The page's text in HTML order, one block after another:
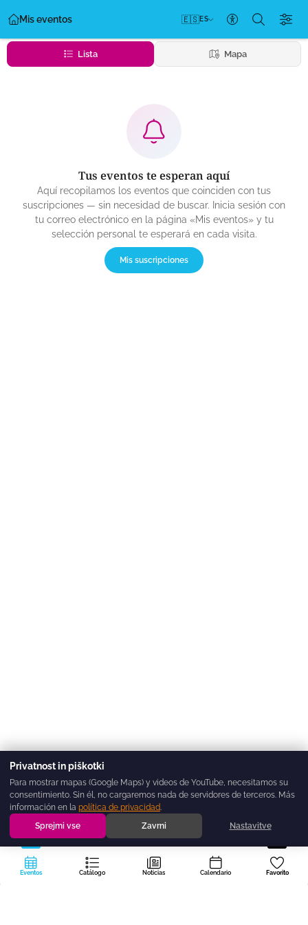
Mis eventos 🇪🇸ES
Configuración
Eventos Catálogo Noticias Calendario Favorito
Lista Mapa
Tus eventos te esperan aquí
Aquí recopilamos los eventos que coinciden con tus
suscripciones — sin necesidad de buscar. Inicia sesión con
tu correo electrónico en la página «Mis eventos» y tu
selección personal te esperará en cada visita.
Mis suscripciones
Privatnost in piškotki
Para mostrar mapas (Google Maps) y videos de YouTube, necesitamos su
consentimiento. Sin él, no cargaremos nada de servidores de terceros. Más
información en la política de privacidad.
Sprejmi vse
Zavrni Nastavitve